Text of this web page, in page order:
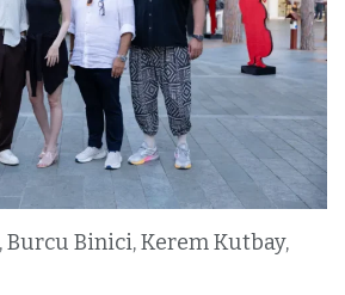
Burcu Binici, Kerem Kutbay,